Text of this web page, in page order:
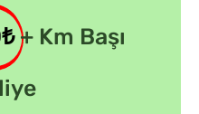
+ Km Başı